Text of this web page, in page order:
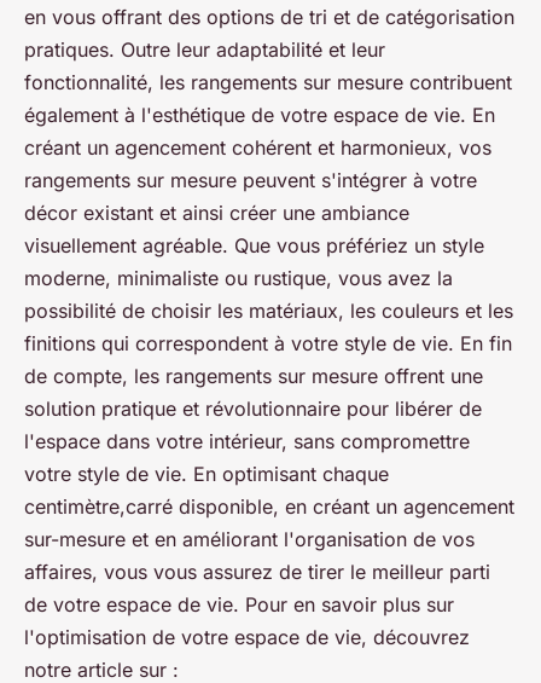
en vous offrant des options de tri et de catégorisation
pratiques. Outre leur adaptabilité et leur
fonctionnalité, les rangements sur mesure contribuent
également à l'esthétique de votre espace de vie. En
créant un agencement cohérent et harmonieux, vos
rangements sur mesure peuvent s'intégrer à votre
décor existant et ainsi créer une ambiance
visuellement agréable. Que vous préfériez un style
moderne, minimaliste ou rustique, vous avez la
possibilité de choisir les matériaux, les couleurs et les
finitions qui correspondent à votre style de vie. En fin
de compte, les rangements sur mesure offrent une
solution pratique et révolutionnaire pour libérer de
l'espace dans votre intérieur, sans compromettre
votre style de vie. En optimisant chaque
centimètre,carré disponible, en créant un agencement
sur-mesure et en améliorant l'organisation de vos
affaires, vous vous assurez de tirer le meilleur parti
de votre espace de vie. Pour en savoir plus sur
l'optimisation de votre espace de vie, découvrez
notre article sur :